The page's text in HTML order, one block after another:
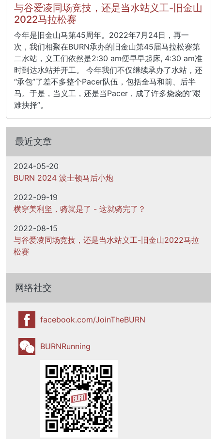
与谷爱凌同场竞技，还是当水站义工-旧金山
2022马拉松赛
今年是旧金山马第45周年。2022年7月24日，再一
次，我们相聚在BURN承办的旧金山第45届马拉松赛第
二水站，义工们依然是2:30 am便早早起床, 4:30 am准
时到达水站并开工。 今年我们不仅继续承办了水站，还
“承包”了差不多整个Pacer队伍，包括全马和前、后半
马。于是，当义工，还是当Pacer，成了许多烧烧的“艰
难抉择”。
最近文章
2024-05-20
BURN 2024 波士顿马后小炮
2022-09-19
横穿美利坚，骑就是了 - 这就骑完了？
2022-08-15
与谷爱凌同场竞技，还是当水站义工-旧金山2022马拉
松赛
网络社交
facebook.com/JoinTheBURN
BURNRunning